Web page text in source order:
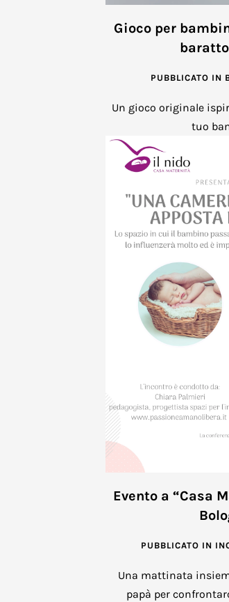
Gioco per
PUBBLICATO IN
Un gioco originale
tuo
Evento a “Casa
PUBBLICATO IN
Una mattinata
papà per